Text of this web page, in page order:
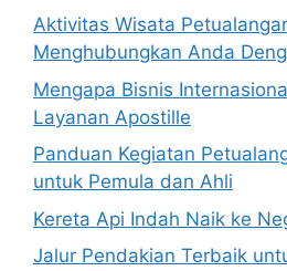
Aktivitas Wisata
Menghubungkan Anda
Mengapa Bisnis
Layanan Apostille
Panduan Kegiatan
untuk Pemula dan Ahli
Kereta Api Indah Naik ke
Jalur Pendakian Terbaik